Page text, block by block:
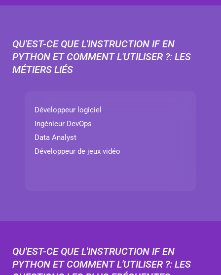
QU'EST-CE QUE L'INSTRUCTION IF EN
PYTHON ET COMMENT L'UTILISER ?: LES
MÉTIERS LIÉS
Développeur logiciel
Ingénieur DevOps
Data Analyst
Développeur de jeux vidéo
QU'EST-CE QUE L'INSTRUCTION IF EN
PYTHON ET COMMENT L'UTILISER ?: LES